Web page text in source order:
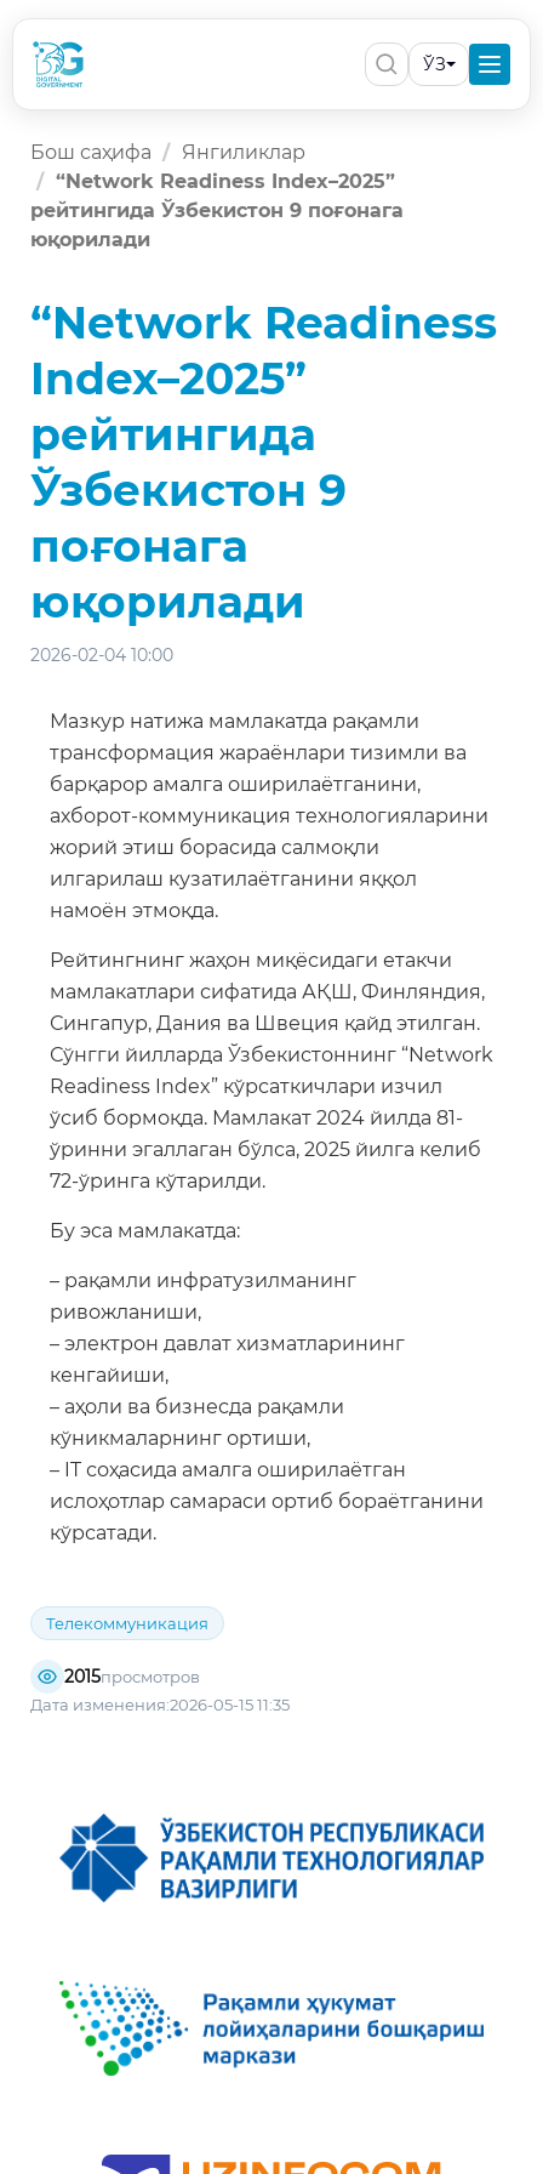
ЎЗ
Бош саҳифа
Янгиликлар
“Network Readiness Index–2025”
рейтингида Ўзбекистон 9 поғонага
юқорилади
“Network Readiness
Index–2025”
рейтингида
Ўзбекистон 9
поғонага
юқорилади
2026-02-04 10:00
Мазкур натижа мамлакатда рақамли
трансформация жараёнлари тизимли ва
барқарор амалга оширилаётганини,
ахборот-коммуникация технологияларини
жорий этиш борасида салмоқли
илгарилаш кузатилаётганини яққол
намоён этмоқда.
Рейтингнинг жаҳон миқёсидаги етакчи
мамлакатлари сифатида АҚШ, Финляндия,
Сингапур, Дания ва Швеция қайд этилган.
Сўнгги йилларда Ўзбекистоннинг “Network
Readiness Index” кўрсаткичлари изчил
ўсиб бормоқда. Мамлакат 2024 йилда 81-
ўринни эгаллаган бўлса, 2025 йилга келиб
72-ўринга кўтарилди.
Бу эса мамлакатда:
– рақамли инфратузилманинг
ривожланиши,
– электрон давлат хизматларининг
кенгайиши,
– аҳоли ва бизнесда рақамли
кўникмаларнинг ортиши,
– IT соҳасида амалга оширилаётган
ислоҳотлар самараси ортиб бораётганини
кўрсатади.
Телекоммуникация
2015просмотров
Дата изменения:2026-05-15 11:35